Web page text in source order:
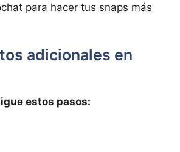
para ​hacer tus snaps más
adicionales en
estos pasos: